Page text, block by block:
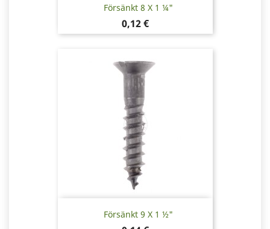
Försänkt 8 X 1 ¼"
Pris
0,12 €
Försänkt 9 X 1 ½"